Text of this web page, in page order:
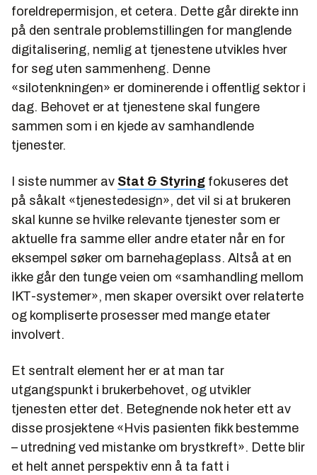
foreldrepermisjon, et cetera. Dette går direkte inn
på den sentrale problemstillingen for manglende
digitalisering, nemlig at tjenestene utvikles hver
for seg uten sammenheng. Denne
«silotenkningen» er dominerende i offentlig sektor i
dag. Behovet er at tjenestene skal fungere
sammen som i en kjede av samhandlende
tjenester.
I siste nummer av Stat & Styring fokuseres det
på såkalt «tjenestedesign», det vil si at brukeren
skal kunne se hvilke relevante tjenester som er
aktuelle fra samme eller andre etater når en for
eksempel søker om barnehageplass. Altså at en
ikke går den tunge veien om «samhandling mellom
IKT-systemer», men skaper oversikt over relaterte
og kompliserte prosesser med mange etater
involvert.
Et sentralt element her er at man tar
utgangspunkt i brukerbehovet, og utvikler
tjenesten etter det. Betegnende nok heter ett av
disse prosjektene «Hvis pasienten fikk bestemme
– utredning ved mistanke om brystkreft». Dette blir
et helt annet perspektiv enn å ta fatt i